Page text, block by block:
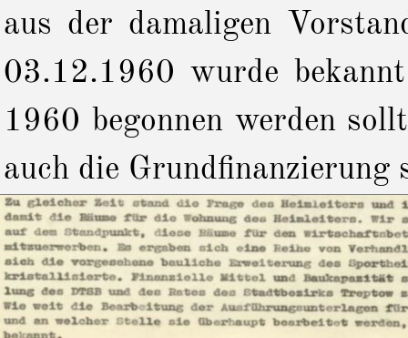
aus der damaligen
03.12.1960 wurde bekannt
1960 begonnen werden
auch die Grundfinanzierung